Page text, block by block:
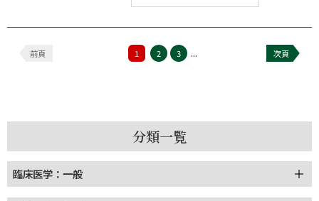
前頁 1 2 3 ... 次頁
分類一覧
臨床医学：一般